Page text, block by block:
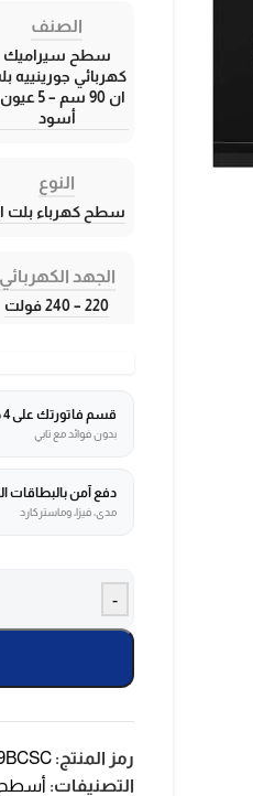
الصنف
سطح سيراميك
كهربائي جورينييه
ان 90 سم – 5
أسود
النوع
سطح كهرباء بلت
الجهد الكهربائي
220 – 240 فولت
قسم فاتورتك على 4 دفعات
بدون فوائد مع تابي
دفع آمن بالبطاقات
مدى، فيزا، وماستركارد
-
رمز المنتج:
التصنيفات: أسطح